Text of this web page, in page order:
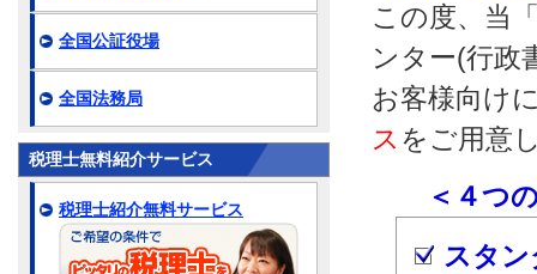
この度、当
ンター(行政
お客様向け
ス をご用意
＜４つの
スタン
全国公証役場
全国法務局
税理士無料紹介サービス
税理士紹介無料サービス